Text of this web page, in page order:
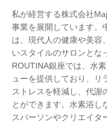
私が経営する株式会社
事業を展開しています。
は、現代人の健康や美容
いスタイルのサロンとな
ROUTINA銀座では、水
ューを提供しており、
ストレスを軽減し、代謝
とができます。水素浴し
スパーソンやクリエイタ